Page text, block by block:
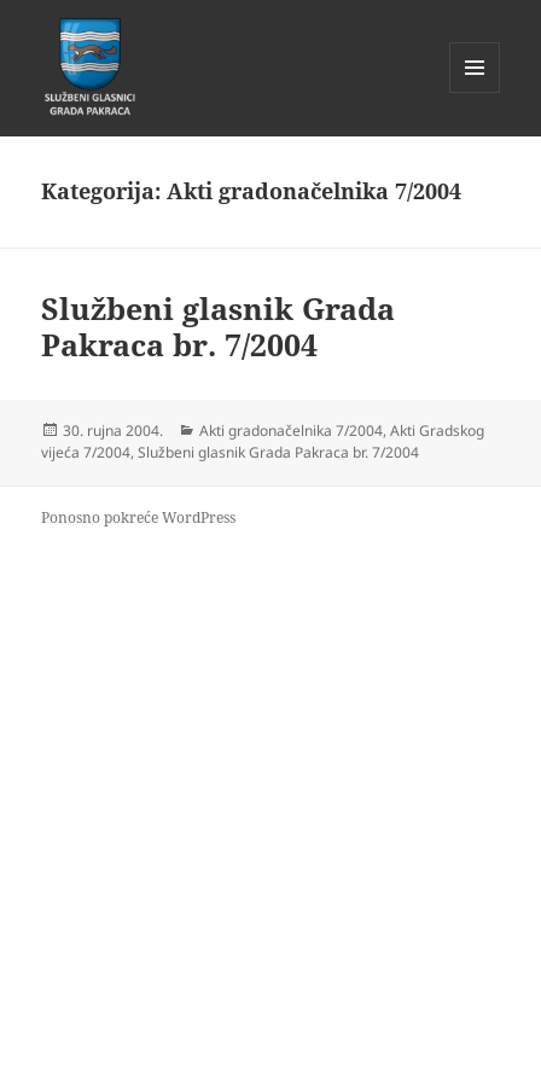
WIDGETI
Kategorija:Akti gradonačelnika 7/2004
Službeni glasnik Grada
Pakraca br. 7/2004
Objavljeno
dana
30. rujna 2004. Kategorije
Akti gradonačelnika 7/2004,Akti Gradskog
vijeća 7/2004,Službeni glasnik Grada Pakraca br. 7/2004
Ponosno pokreće WordPress